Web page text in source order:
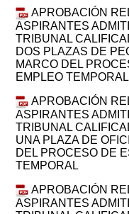
APROBACIÓN
ASPIRANTES
TRIBUNAL
DOS PLAZAS DE
MARCO DEL
EMPLEO TEMPORAL
APROBACIÓN
ASPIRANTES
TRIBUNAL
UNA PLAZA DE
DEL PROCESO DE
TEMPORAL
APROBACIÓN
ASPIRANTES